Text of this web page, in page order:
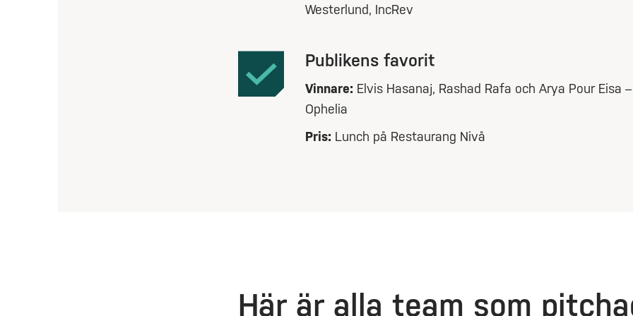
Westerlund, IncRev
Publikens favorit
Vinnare: Elvis Hasanaj, Rashad Rafa och Arya Pour Eisa –
Ophelia
Pris: Lunch på Restaurang Nivå
Här är alla team som